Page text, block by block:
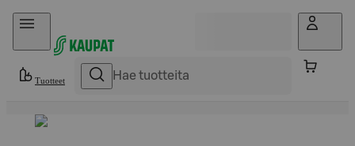
Hyppää sisältöön
Tuotteet